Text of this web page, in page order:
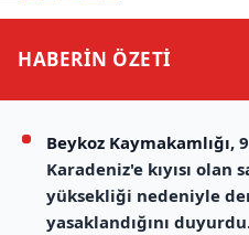
HABERİN ÖZETİ
Beykoz Kaymakamlığı,
Karadeniz'e kıyısı
yüksekliği nedeniyle
yasaklandığını